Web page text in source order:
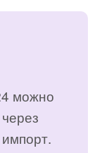
можно